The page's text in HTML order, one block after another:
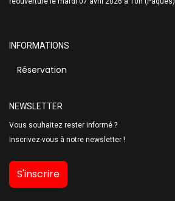
INFORMATIONS
Réservation
NEWSLETTER
Vous souhaitez rester informé ?
Inscrivez-vous à notre newsletter !
S'inscrire